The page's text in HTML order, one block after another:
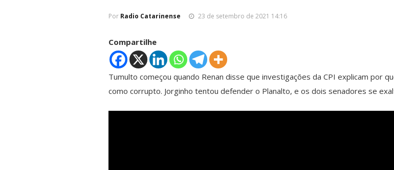
Por Radio Catarinense 23 de setembro de 2021 14:16
Compartilhe
Tumulto começou quando Renan disse que investigações da CPI explicam por
como corrupto. Jorginho tentou defender o Planalto, e os dois senadores se